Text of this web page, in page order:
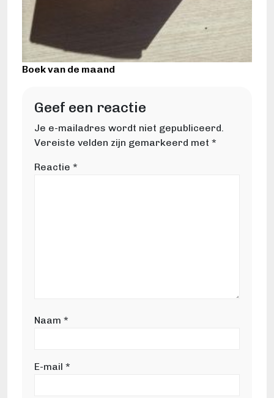
Boek van de maand
Geef een reactie
Je e-mailadres wordt niet gepubliceerd.
Vereiste velden zijn gemarkeerd met *
Reactie *
Naam *
E-mail *